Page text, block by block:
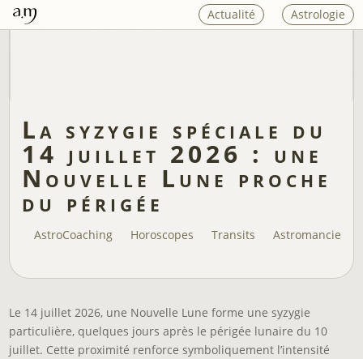
Actualité Astrologie
La syzygie spéciale du
14 juillet 2026 : une
Nouvelle Lune proche
du périgée
AstroCoaching Horoscopes Transits Astromancie
Le 14 juillet 2026, une Nouvelle Lune forme une syzygie
particulière, quelques jours après le périgée lunaire du 10
juillet. Cette proximité renforce symboliquement l’intensité